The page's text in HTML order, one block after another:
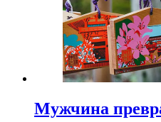
Мужчина